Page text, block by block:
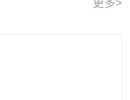
更多>